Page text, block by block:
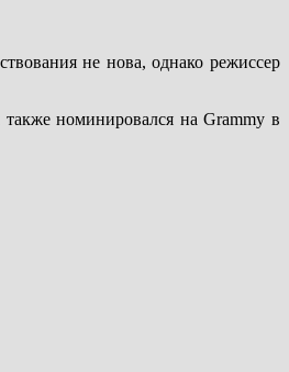
не нова, однако режиссер
номинировался на Grammy в